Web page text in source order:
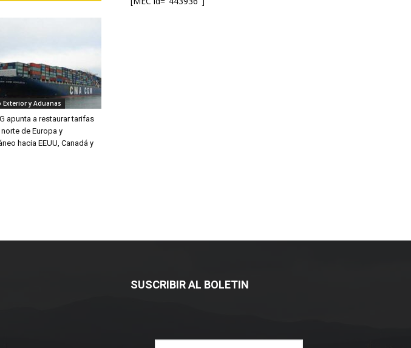
Exterior y Aduanas
apunta a restaurar tarifas
de Europa y
hacia EEUU, Canadá y
SUSCRIBIR AL BOLETIN